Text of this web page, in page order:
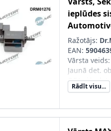
ieplūdes
Ražotājs:
EAN:
Vārsta veids:
Jaunā det.
OE/oriģ. det.
Rādīt visu...